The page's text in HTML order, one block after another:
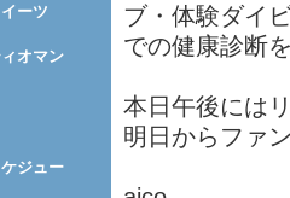
ブ・体験ダイ
での健康診断
本日午後には
明日からファ
ーツ
オマン
ジュー